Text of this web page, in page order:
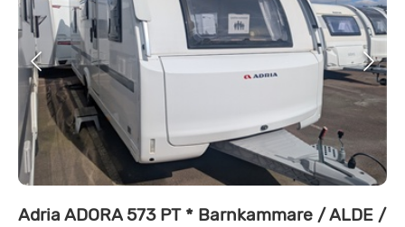
Adria ADORA 573 PT * Barnkammare / ALDE /